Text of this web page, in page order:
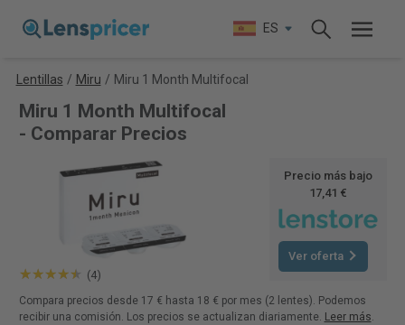
ES
Lentillas / Miru / Miru 1 Month Multifocal
Miru 1 Month Multifocal
- Comparar Precios
(4)
Precio más bajo
17,41 €
Ver oferta
Compara precios desde 17 € hasta 18 € por mes (2 lentes). Podemos
recibir una comisión. Los precios se actualizan diariamente. Leer más.